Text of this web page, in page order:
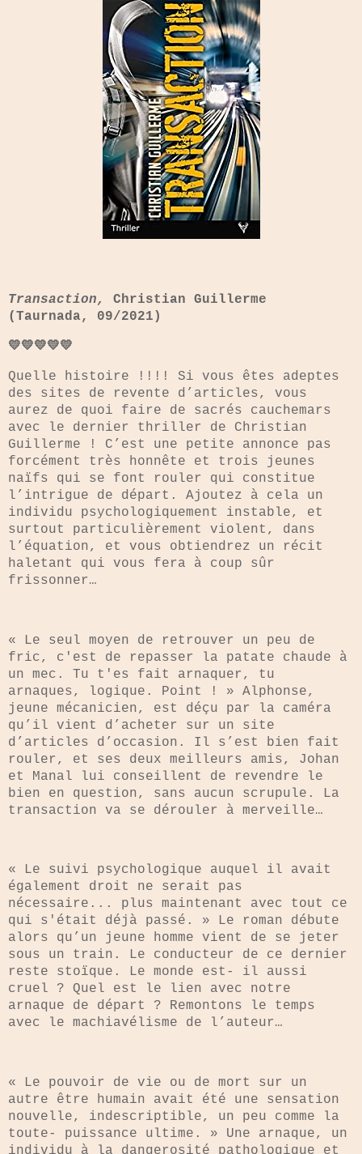
Transaction, Christian Guillerme
(Taurnada, 09/2021)
💛💛💛💛💛
Quelle histoire !!!! Si vous êtes adeptes
des sites de revente d’articles, vous
aurez de quoi faire de sacrés cauchemars
avec le dernier thriller de Christian
Guillerme ! C’est une petite annonce pas
forcément très honnête et trois jeunes
naïfs qui se font rouler qui constitue
l’intrigue de départ. Ajoutez à cela un
individu psychologiquement instable, et
surtout particulièrement violent, dans
l’équation, et vous obtiendrez un récit
haletant qui vous fera à coup sûr
frissonner…
« Le seul moyen de retrouver un peu de
fric, c'est de repasser la patate chaude à
un mec. Tu t'es fait arnaquer, tu
arnaques, logique. Point ! » Alphonse,
jeune mécanicien, est déçu par la caméra
qu’il vient d’acheter sur un site
d’articles d’occasion. Il s’est bien fait
rouler, et ses deux meilleurs amis, Johan
et Manal lui conseillent de revendre le
bien en question, sans aucun scrupule. La
transaction va se dérouler à merveille…
« Le suivi psychologique auquel il avait
également droit ne serait pas
nécessaire... plus maintenant avec tout ce
qui s'était déjà passé. » Le roman débute
alors qu’un jeune homme vient de se jeter
sous un train. Le conducteur de ce dernier
reste stoïque. Le monde est- il aussi
cruel ? Quel est le lien avec notre
arnaque de départ ? Remontons le temps
avec le machiavélisme de l’auteur…
« Le pouvoir de vie ou de mort sur un
autre être humain avait été une sensation
nouvelle, indescriptible, un peu comme la
toute- puissance ultime. » Une arnaque, un
individu à la dangerosité pathologique et